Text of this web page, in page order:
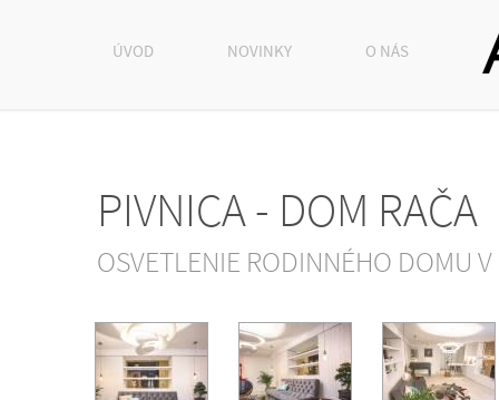
ÚVOD NOVINKY O NÁS
PIVNICA - DOM RAČA
OSVETLENIE RODINNÉHO DOMU V